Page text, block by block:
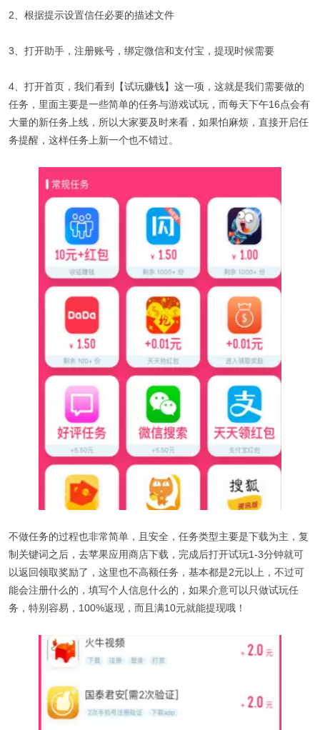
2、根据提示设置信任必要的描述文件
3、打开助手，注册账号，绑定微信和支付宝，提现时候需要
4、打开首页，我们看到【试玩赚钱】这一项，这就是我们需要做的
任务，里面主要是一些简单的任务与游戏试玩，而每天下午16点会有
大量的新任务上线，所以大家要及时来看，如果怕麻烦，直接开启任
务提醒，这样任务上新一个也不错过。
不做任务的过程也非常简单，且安全，任务类型主要是下载为主，复
制关键词之后，去苹果应用商店下载，完成后打开试玩1-3分钟就可
以返回领取奖励了，这里也不高额任务，基本都是2元以上，不过可
能会注册什么的，填写个人信息什么的，如果介意可以只做试玩任
务，特别容易，100%返现，而且满10元就能提现哦！